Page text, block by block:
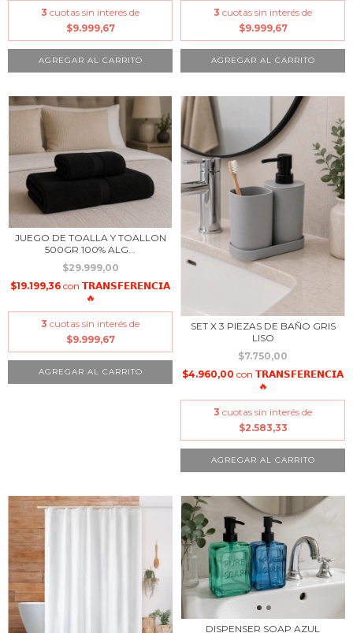
3 cuotas sin interés de
$9.999,67
3 cuotas sin interés de
$9.999,67
JUEGO DE TOALLA Y TOALLON
500GR 100% ALG...
$29.999,00
$19.199,36 con 𝗧𝗥𝗔𝗡𝗦𝗙𝗘𝗥𝗘𝗡𝗖𝗜𝗔
🔥
3 cuotas sin interés de
$9.999,67
SET X 3 PIEZAS DE BAÑO GRIS
LISO
$7.750,00
$4.960,00 con 𝗧𝗥𝗔𝗡𝗦𝗙𝗘𝗥𝗘𝗡𝗖𝗜𝗔
🔥
3 cuotas sin interés de
$2.583,33
DISPENSER SOAP AZUL